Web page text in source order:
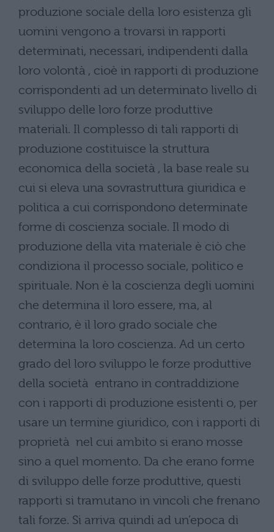
produzione sociale della loro esistenza gli
uomini vengono a trovarsi in rapporti
determinati, necessari, indipendenti dalla
loro volontà , cioè in rapporti di produzione
corrispondenti ad un determinato livello di
sviluppo delle loro forze produttive
materiali. Il complesso di tali rapporti di
produzione costituisce la struttura
economica della società , la base reale su
cui si eleva una sovrastruttura giuridica e
politica a cui corrispondono determinate
forme di coscienza sociale. Il modo di
produzione della vita materiale è ciò che
condiziona il processo sociale, politico e
spirituale. Non è la coscienza degli uomini
che determina il loro essere, ma, al
contrario, è il loro grado sociale che
determina la loro coscienza. Ad un certo
grado del loro sviluppo le forze produttive
della società entrano in contraddizione
con i rapporti di produzione esistenti o, per
usare un termine giuridico, con i rapporti di
proprietà nel cui ambito si erano mosse
sino a quel momento. Da che erano forme
di sviluppo delle forze produttive, questi
rapporti si tramutano in vincoli che frenano
tali forze. Si arriva quindi ad un’epoca di